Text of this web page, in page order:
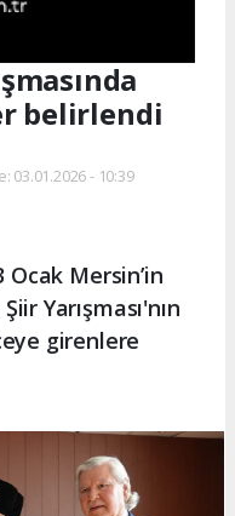
belirlendi
03.01.2026 - 10:39
Ocak Mersin’in
Yarışması'nın
girenlere